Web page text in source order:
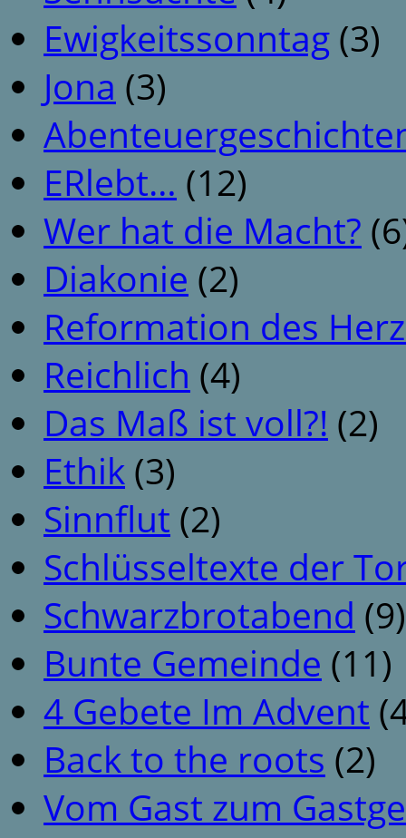
Ewigkeitssonntag (3)
Jona (3)
ERlebt… (12)
Wer hat die Macht?
Diakonie (2)
Reformation des
Reichlich (4)
Das Maß ist voll?! (2)
Ethik (3)
Sinnflut (2)
Schlüsseltexte der
Schwarzbrotabend (9)
Bunte Gemeinde (11)
4 Gebete Im Advent
Back to the roots (2)
Vom Gast zum